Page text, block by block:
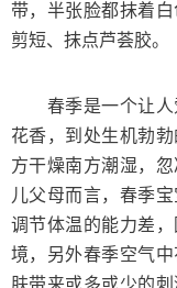
带，半张脸都抹着
剪短、抹点芦荟胶。
春季是一个让人
花香，到处生机勃
方干燥南方潮湿，
儿父母而言，春季
调节体温的能力差
境，另外春季空气
肤带来或多或少的